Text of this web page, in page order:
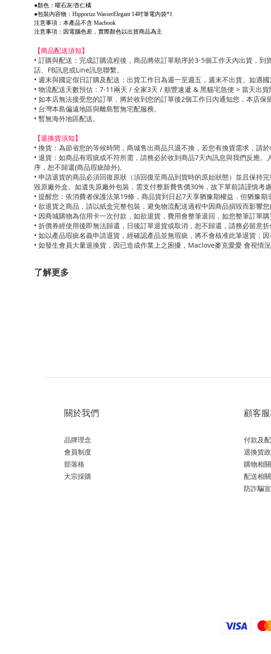
●顏色：曜石灰/杏仁橘
●包裝內容物：Hipporizz WasserElegant 14吋筆電內袋*1
注意事項：本產品不含 Macbook
注意事項：因電腦色差，實際顏色以出貨商品為主
【商品配送須知】
• 訂購與配送：完成訂購流程後，商品將依訂單順序於3-5個工作天內出貨，
話、FB訊息或Line訊息聯繫。
• 週末與國定假日訂購及配送：出貨工作日為週一至週五，週末不出貨。如遇
• 物流配送天數預估：7-11兩天 / 全家3天 / 順豐速遞 & 黑貓宅急便 > 當天出
• 如本店無法接受您的訂單，將於收到您的訂單後2個工作日內通知您，本店保
• 台灣本島偏遠地區與離島暫無宅配服務。
• 暫無海外地區配送。
【退換貨須知】
• 換貨：為節省您的等候時間，商城售出商品只退不換，若您有換貨需求，請於
• 退貨：如商品有瑕疵或不符所需，請務必於收到商品7天內訊息與我們反應
序，恕不歸還(商品瑕疵除外)。
• 申請退貨的商品必須回復原狀（須回復至商品到貨時的原始狀態）並且保持
毀原廠外盒。如遺失原廠外包裝，需支付整新費售價30%，故下單前請謹慎考慮
• 提醒您：依消費者保護法第19條，商品貨到日起7天享猶豫期權益．但猶豫期
• 欲退貨之商品，請以紙盒完整包裝，避免物流配送過程中因商品損毀而影響
• 因商城購物為信用卡一次付款，如欲退貨，費用會整筆退回，如您整筆訂單
• 折價券經使用後即無法歸還，日後訂單退貨或取消，恕不歸還，請務必留意折
• 如以產品瑕疵名義申請退貨，經確認產品並無瑕疵，將不會核准此筆退貨；
• 如發生會員大量退換貨，因已造成作業上之困擾，Maclove麥克愛愛 會視情
了解更多
關於我們
品牌理念
會員制度
部落格
大宗採購
顧客
付款及
退換貨
購物相
配送相
防詐騙